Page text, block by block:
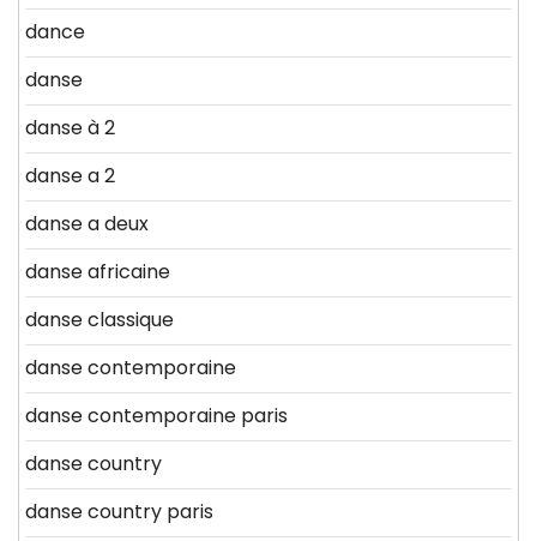
dance
danse
danse à 2
danse a 2
danse a deux
danse africaine
danse classique
danse contemporaine
danse contemporaine paris
danse country
danse country paris